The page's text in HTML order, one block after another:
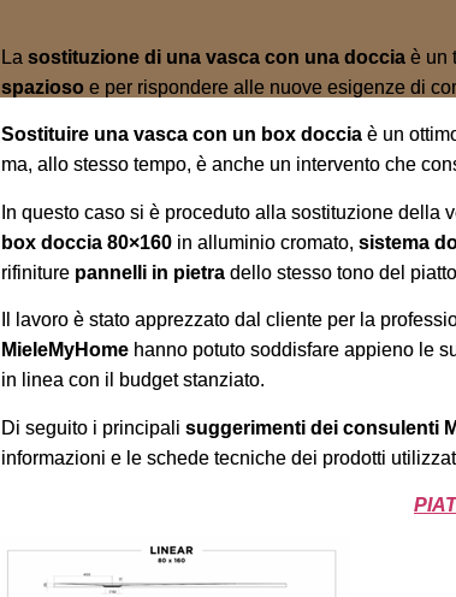
La sostituzione di una vasca con una doccia è un
spazioso e per rispondere alle nuove esigenze di
Sostituire una vasca con un box doccia è un
ma, allo stesso tempo, è anche un intervento che
In questo caso si è proceduto alla sostituzione della
box doccia 80×160 in alluminio cromato, sistema
rifiniture pannelli in pietra dello stesso tono del
Il lavoro è stato apprezzato dal cliente per la
MieleMyHome hanno potuto soddisfare appieno le
in linea con il budget stanziato.
Di seguito i principali suggerimenti dei consulenti
informazioni e le schede tecniche dei prodotti